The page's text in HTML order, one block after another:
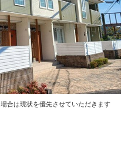
合は現状を優先させていただきます